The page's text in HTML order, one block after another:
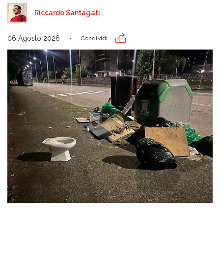
Riccardo Santagati
06 Agosto 2026 Condividi